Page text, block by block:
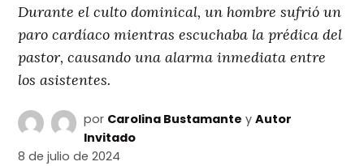
Durante el culto dominical, un hombre sufrió un
paro cardíaco mientras escuchaba la prédica del
pastor, causando una alarma inmediata entre
los asistentes.
por Carolina Bustamante yAutor
Invitado
8 de julio de 2024